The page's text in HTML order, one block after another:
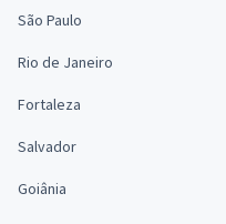
São Paulo
Rio de Janeiro
Fortaleza
Salvador
Goiânia